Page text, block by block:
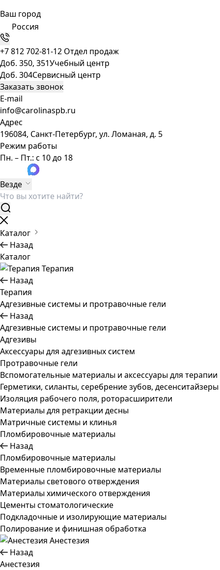
Ваш город
Россия
+7 812 702-81-12 Отдел продаж
Доб. 350, 351Учебный центр
Доб. 304Сервисный центр
Заказать звонок
E-mail
info@carolinaspb.ru
Адрес
196084, Санкт-Петербург, ул. Ломаная, д. 5
Режим работы
Пн. – Пт.: с 10 до 18
Везде
Каталог
Назад
Каталог
Терапия
Назад
Терапия
Адгезивные системы и протравочные гели
Назад
Адгезивные системы и протравочные гели
Адгезивы
Аксессуары для адгезивных систем
Протравочные гели
Вспомогательные материалы и аксессуары для терапии
Герметики, силанты, серебрение зубов, десенситайзеры
Изоляция рабочего поля, роторасширители
Материалы для ретракции десны
Матричные системы и клинья
Пломбировочные материалы
Назад
Пломбировочные материалы
Временные пломбировочные материалы
Материалы светового отверждения
Материалы химического отверждения
Цементы стоматологические
Подкладочные и изолирующие материалы
Полирование и финишная обработка
Анестезия
Назад
Анестезия